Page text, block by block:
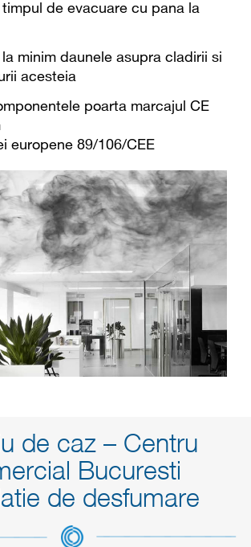
timpul de evacuare cu pana la
la minim daunele asupra cladirii si
acesteia
poarta marcajul CE
europene 89/106/CEE
de caz – Centru
Bucuresti
de desfumare